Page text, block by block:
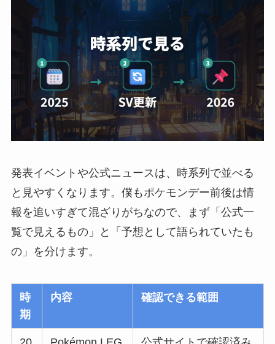
発表イベントや公式ニュースは、時系列で並べる
と見やすくなります。僕もポケモンデー前後は情
報を追いすぎて混ざりがちなので、まず「公式一
覧で見えるもの」と「予想として語られていたも
の」を分けます。
時
期
内容 確認できる範囲